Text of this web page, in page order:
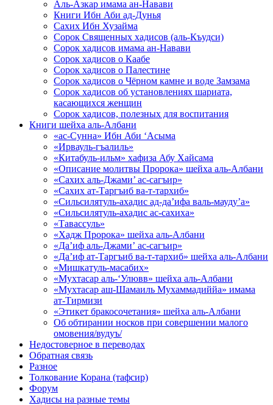
Аль-Азкар имама ан-Навави
Книги Ибн Аби ад-Дунья
Сахих Ибн Хузайма
Сорок Священных хадисов (аль-Къудси)
Сорок хадисов имама ан-Навави
Сорок хадисов о Каабе
Сорок хадисов о Палестине
Сорок хадисов о Чёрном камне и воде Замзама
Сорок хадисов об установлениях шариата,
касающихся женщин
Сорок хадисов, полезных для воспитания
Книги шейха аль-Албани
«ас-Сунна» Ибн Аби ‘Асыма
«Ирвауль-гъалиль»
«Китабуль-ильм» хафиза Абу Хайсама
«Описание молитвы Пророка» шейха аль-Албани
«Сахих аль-Джами’ ас-сагъир»
«Сахих ат-Таргъиб ва-т-тархиб»
«Сильсилятуль-ахадис ад-да’ифа валь-мауду’а»
«Сильсилятуль-ахадис ас-сахиха»
«Тавассуль»
«Хадж Пророка» шейха аль-Албани
«Да’иф аль-Джами’ ас-сагъир»
«Да’иф ат-Таргъиб ва-т-тархиб» шейха аль-Албани
«Мишкатуль-масабих»
«Мухтасар аль-‘Улювв» шейха аль-Албани
«Мухтасар аш-Шамаиль Мухаммадиййа» имама
ат-Тирмизи
«Этикет бракосочетания» шейха аль-Албани
Об обтирании носков при совершении малого
омовения/вудуъ/
Недостоверное в переводах
Обратная связь
Разное
Толкование Корана (тафсир)
Форум
Хадисы на разные темы